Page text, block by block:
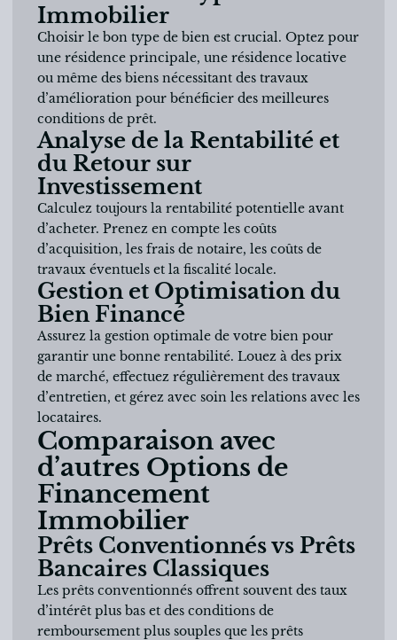
Immobilier
Choisir le bon type de bien est crucial. Optez pour
une résidence principale, une résidence locative
ou même des biens nécessitant des travaux
d’amélioration pour bénéficier des meilleures
conditions de prêt.
Analyse de la Rentabilité et
du Retour sur
Investissement
Calculez toujours la rentabilité potentielle avant
d’acheter. Prenez en compte les coûts
d’acquisition, les frais de notaire, les coûts de
travaux éventuels et la fiscalité locale.
Gestion et Optimisation du
Bien Financé
Assurez la gestion optimale de votre bien pour
garantir une bonne rentabilité. Louez à des prix
de marché, effectuez régulièrement des travaux
d’entretien, et gérez avec soin les relations avec les
locataires.
Comparaison avec
d’autres Options de
Financement
Immobilier
Prêts Conventionnés vs Prêts
Bancaires Classiques
Les prêts conventionnés offrent souvent des taux
d’intérêt plus bas et des conditions de
remboursement plus souples que les prêts